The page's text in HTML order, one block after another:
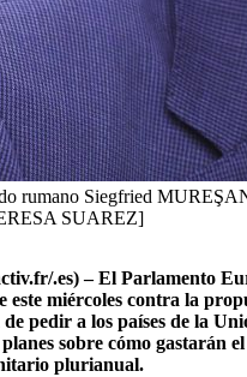
rumano Siegfried
SUAREZ]
.es) – El Parlamento
este miércoles contra la
pedir a los países de la
sobre cómo gastarán
plurianual.